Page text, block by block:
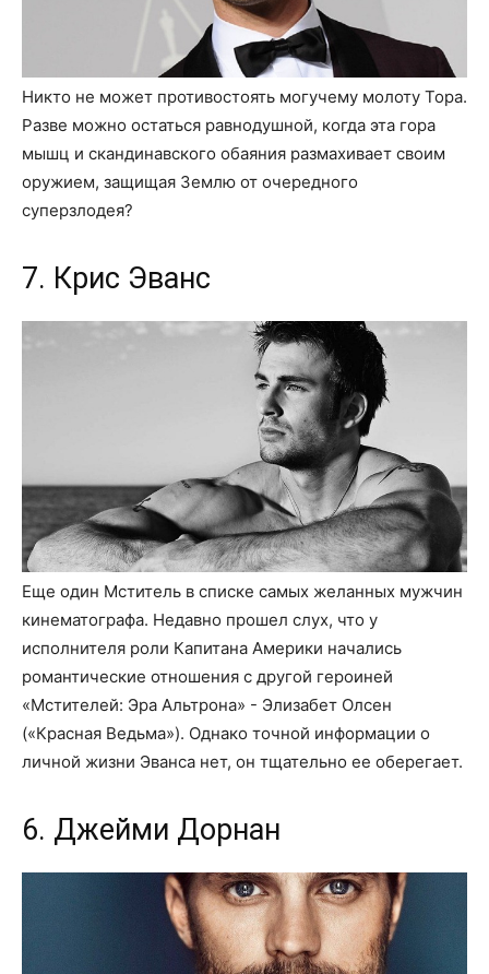
Никто не может противостоять могучему молоту Тора.
Разве можно остаться равнодушной, когда эта гора
мышц и скандинавского обаяния размахивает своим
оружием, защищая Землю от очередного
суперзлодея?
7. Крис Эванс
Еще один Мститель в списке самых желанных мужчин
кинематографа. Недавно прошел слух, что у
исполнителя роли Капитана Америки начались
романтические отношения с другой героиней
«Мстителей: Эра Альтрона» - Элизабет Олсен
(«Красная Ведьма»). Однако точной информации о
личной жизни Эванса нет, он тщательно ее оберегает.
6. Джейми Дорнан